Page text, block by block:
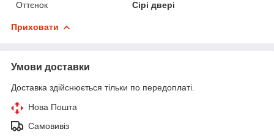
Оттєнок
Сірі двері
Приховати
Умови доставки
Доставка здійснюється тільки по передоплаті.
Нова Пошта
Самовивіз